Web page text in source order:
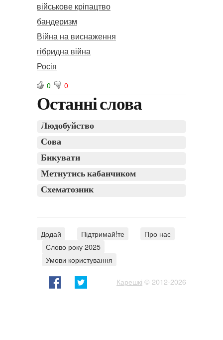
військове кріпацтво
бандеризм
Війна на виснаження
гібридна війна
Росія
0 0
Останні слова
Людобуйство
Сова
Бикувати
Метнутись кабанчиком
Схематозник
Додай Підтримай!те
Про нас
Слово року 2025
Умови користування
Карешкі © 2012-2026